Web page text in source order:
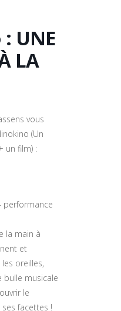
UNE
LA
vous
(Un
un film) :
performance
la main à
et
oreilles,
bulle musicale
le
facettes !